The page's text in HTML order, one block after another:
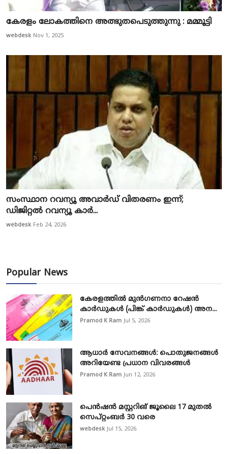
കേരളം ലോകത്തിനെ അത്ഭുതപെടുത്തുന്നു : മമ്മൂട്ടി
webdesk Nov 1, 2025
സംസ്ഥാന റവന്യൂ അവാർഡ് വിതരണം ഇന്ന്;
ഡിജിറ്റൽ റവന്യൂ കാർ...
webdesk Feb 24, 2026
Popular News
കേരളത്തിൽ മുൻഗണനാ റേഷൻ
കാർഡുകൾ (പിങ്ക് കാർഡുകൾ) അന...
Pramod K Ram Jul 5, 2026
ആധാർ സേവനങ്ങൾ: പൊതുജനങ്ങൾ
അറിയേണ്ട പ്രധാന വിവരങ്ങൾ
Pramod K Ram Jun 12, 2026
പെൻഷൻ മസ്റ്ററിങ് ജൂലൈ 17 മുതൽ
സെപ്റ്റംബർ 30 വരെ
webdesk Jul 15, 2026